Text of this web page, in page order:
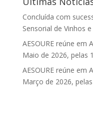
Concluída com
Sensorial de Vinhos
AESOURE reúne em
Maio de 2026, pelas
AESOURE reúne em
Março de 2026,